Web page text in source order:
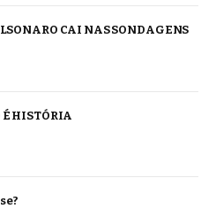
CAI NAS SONDAGENS
É HISTÓRIA